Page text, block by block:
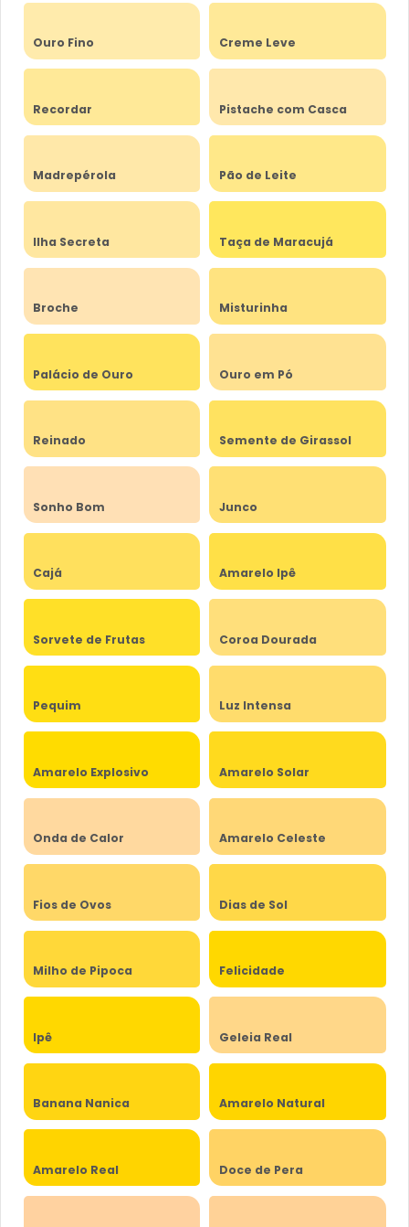
Ouro Fino Creme Leve
Recordar Pistache com Casca
Madrepérola Pão de Leite
Ilha Secreta Taça de Maracujá
Broche Misturinha
Palácio de Ouro Ouro em Pó
Reinado Semente de Girassol
Sonho Bom Junco
Cajá Amarelo Ipê
Sorvete de Frutas Coroa Dourada
Pequim Luz Intensa
Amarelo Explosivo Amarelo Solar
Onda de Calor Amarelo Celeste
Fios de Ovos Dias de Sol
Milho de Pipoca Felicidade
Ipê Geleia Real
Banana Nanica Amarelo Natural
Amarelo Real Doce de Pera